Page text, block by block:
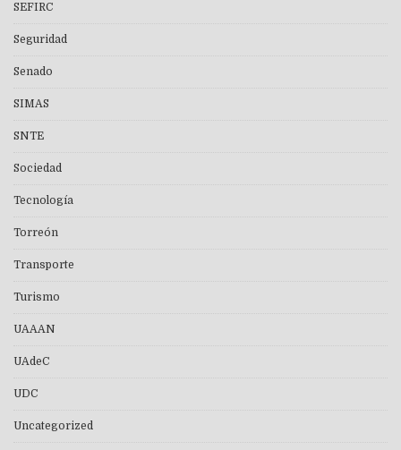
SEFIRC
Seguridad
Senado
SIMAS
SNTE
Sociedad
Tecnología
Torreón
Transporte
Turismo
UAAAN
UAdeC
UDC
Uncategorized